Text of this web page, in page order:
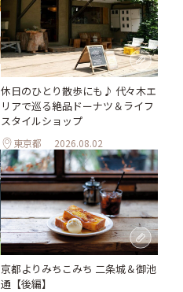
休日のひとり散歩にも♪ 代々木エ
リアで巡る絶品ドーナツ＆ライフ
スタイルショップ
東京都 2026.08.02
京都よりみちこみち 二条城＆御池
通【後編】